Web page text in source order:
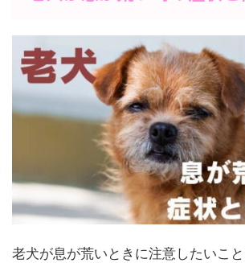
老犬が息が荒いときに注意したいこ